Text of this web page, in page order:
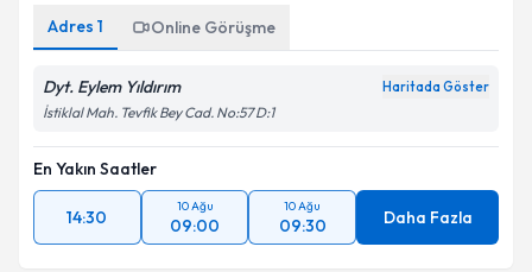
Adres 1 Online Görüşme
Dyt. Eylem Yıldırım Haritada Göster
İstiklal Mah. Tevfik Bey Cad. No:57 D:1
En Yakın Saatler
14:30
10 Ağu
09:00
10 Ağu
09:30 Daha Fazla